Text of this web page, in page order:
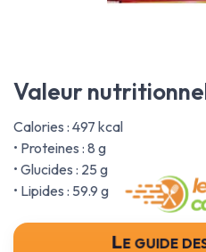
Valeur
Calories : 497 kcal
• Proteines : 8 g
• Glucides : 25 g
• Lipides : 59.9 g
Le guide